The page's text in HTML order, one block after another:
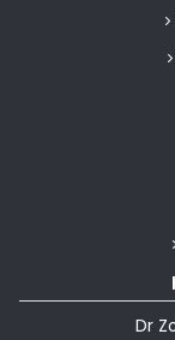
Dr